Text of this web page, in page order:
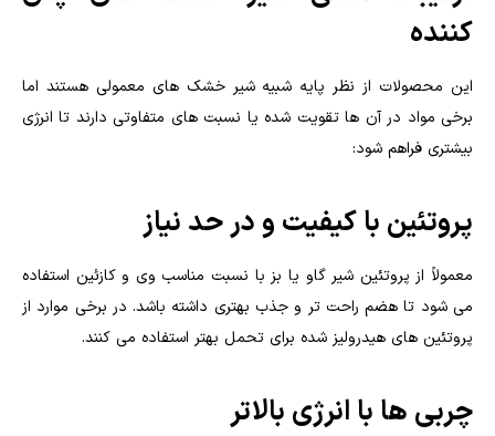
کننده
این محصولات از نظر پایه شبیه شیر خشک های معمولی هستند اما
برخی مواد در آن ها تقویت شده یا نسبت های متفاوتی دارند تا انرژی
بیشتری فراهم شود:
پروتئین با کیفیت و در حد نیاز
معمولاً از پروتئین شیر گاو یا بز با نسبت مناسب وی و کازئین استفاده
می شود تا هضم راحت تر و جذب بهتری داشته باشد. در برخی موارد از
پروتئین های هیدرولیز شده برای تحمل بهتر استفاده می کنند.
چربی ها با انرژی بالاتر